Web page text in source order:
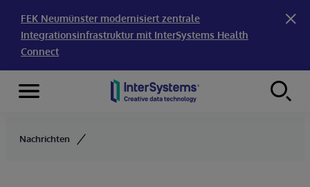
FEK Neumünster modernisiert zentrale
Integrationsinfrastruktur mit InterSystems Health
Connect
Skip to content
Menu
Nachrichten